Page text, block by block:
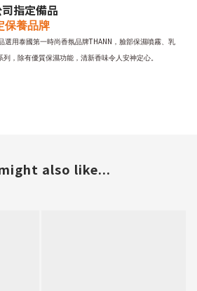
指定備品
保養品牌
選用泰國第一時尚香氛品牌THANN ，臉部保濕噴霧、乳
，除有優質保濕功能，清新香味令人安神定心。
also like...